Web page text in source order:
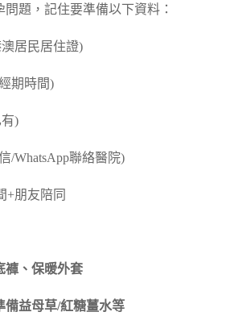
題，記住要準備以下資料：
居民居住證)
期時間)
)
/WhatsApp聯絡醫院)
+朋友陪同
褲、保暖外套
備益母草/紅糖薑水等